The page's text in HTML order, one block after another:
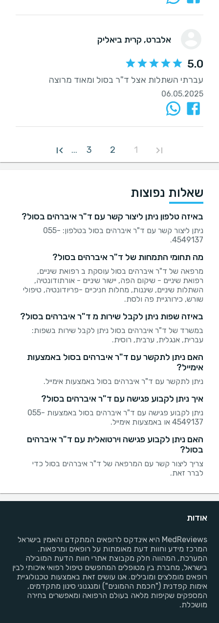
אלברט, קרית ביאליק
5.0
עברתי השתלות אצל ד"ר בסול ומאוד מרוצה
06.05.2025
1
2
3
...
שאלות נפוצות
באיזה טלפון ניתן ליצור קשר עם ד"ר איברהים בסול?
ניתן ליצור קשר עם ד"ר איברהים בסול בטלפון: 055-
4549137.
מה תחומי התמחות של ד"ר איברהים בסול?
מרפאה של ד"ר איברהים בסול עוסקת ב רפואת שיניים,
רפואת שיניים - שיקום הפה, יישור שיניים - אורתודונטיה,
השתלות שיניים, שיננות, מחלות חניכיים -פריודונטיה, טיפולי
שורש, כירורגיית פה ולסת.
באיזה שפות ניתן לקבל שירות מ ד"ר איברהים בסול?
במשרד של ד"ר איברהים בסול ניתן לקבל שירות בשפות:
עברית, אנגלית, ערבית, רוסית.
האם ניתן לתקשר עם ד"ר איברהים בסול באמצעות
אימייל?
ניתן לתקשר עם ד"ר איברהים בסול באמצעות אימייל.
איך ניתן לקבוע פגישה עם ד"ר איברהים בסול?
ניתן לקבוע פגישה עם ד"ר איברהים בסול באמצעות 055-
4549137 או באמצעות אימייל.
האם ניתן לקבוע פגישה וירטואלית עם ד"ר איברהים
בסול?
צריך ליצור קשר עם המרפאה של ד"ר איברהים בסול כדי
לברר זאת.
אודות
MedReviews היא אינדקס לרופאים המתקדם והאמין בישראל
המרכז מידע וחוות דעת מאומתות על רופאים ומרפאות.
המערכת, המהווה חלק מקבוצת אתרי חוות הדעת המובילה
בישראל, מחברת בין מטופלים המחפשים טיפול רפואי איכותי לבין
רופאים מומלצים ומובילים. אנו עושים זאת באמצעות טכנולוגיית
אימות קפדנית ("חכמת ההמונים") ומנגנוני סינון מתקדמים,
המספקים שקיפות מלאה בעולם הרפואה ומאפשרים בחירה
מושכלת.